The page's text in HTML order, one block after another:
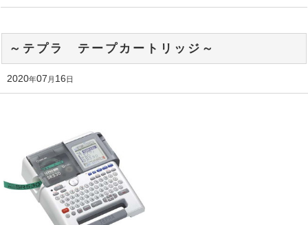
～テプラ テープカートリッジ～
2020年07 月 16日